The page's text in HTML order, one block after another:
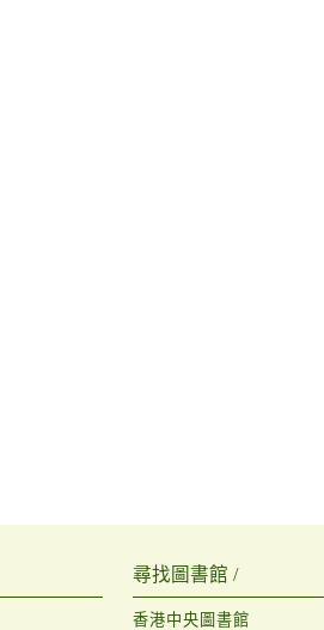
尋找圖書館 /
香港中央圖書館